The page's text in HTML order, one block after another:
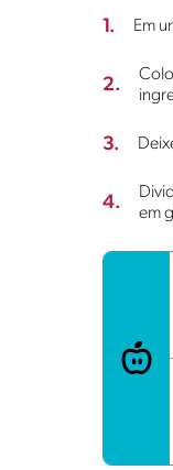
1. Em
2.
3.
4.
em